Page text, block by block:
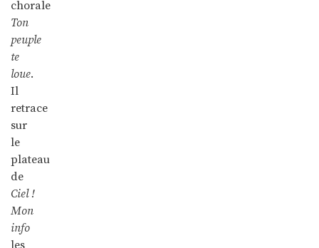
chorale
Ton
peuple
te
loue.
Il
retrace
sur
le
plateau
de
Ciel !
Mon
info
les